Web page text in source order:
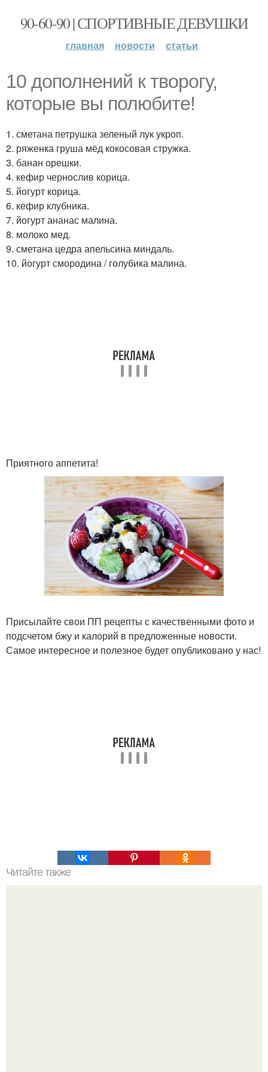
90-60-90 | СПОРТИВНЫЕ ДЕВУШКИ
главная новости статьи
10 дополнений к творогу,
которые вы полюбите!
1. сметана петрушка зеленый лук укроп.
2. ряженка груша мёд кокосовая стружка.
3. банан орешки.
4. кефир чернослив корица.
5. йогурт корица.
6. кефир клубника.
7. йогурт ананас малина.
8. молоко мед.
9. сметана цедра апельсина миндаль.
10. йогурт смородина / голубика малина.
Приятного аппетита!
Присылайте свои ПП рецепты с качественными фото и
подсчетом бжу и калорий в предложенные новости.
Самое интересное и полезное будет опубликовано у нас!
Читайте также